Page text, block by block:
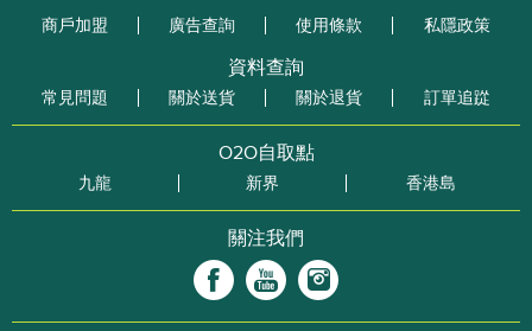
商戶加盟
廣告查詢 使用條款 私隱政策
資料查詢
常見問題 關於送貨 關於退貨 訂單追踨
O2O自取點
九龍 新界 香港島
關注我們